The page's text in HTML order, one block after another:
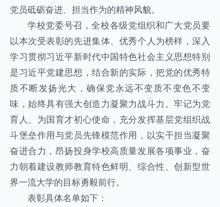
党员砥砺奋进、担当作为的精神风貌。
学校党委号召，全校各级党组织和广大党员要
以本次受表彰的先进集体、优秀个人为榜样，深入
学习贯彻习近平新时代中国特色社会主义思想特别
是习近平党建思想，结合新的实际，把党的优秀特
质不断发扬光大，确保党永远不变质不变色不变
味，始终具有强大创造力凝聚力战斗力。牢记为党
育人、为国育才初心使命，充分发挥基层党组织战
斗堡垒作用与党员先锋模范作用，以实干担当凝聚
奋进合力，昂扬投身学校高质量发展各项事业，奋
力朝着建设教师教育特色鲜明、综合性、创新型世
界一流大学的目标勇毅前行。
表彰具体名单如下：